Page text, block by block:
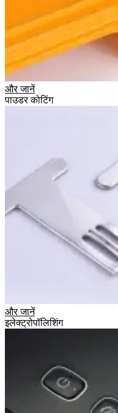
और जानें
पाउडर कोटिंग
और जानें
इलेक्ट्रोपॉलिशिंग